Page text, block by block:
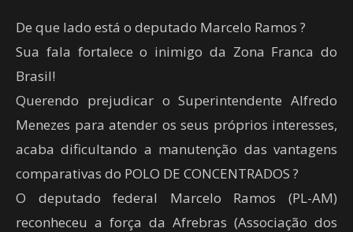
De que lado está o deputado Marcelo Ramos ?
Sua fala fortalece o inimigo da Zona Franca do
Brasil!
Querendo prejudicar o Superintendente Alfredo
Menezes para atender os seus próprios interesses,
acaba dificultando a manutenção das vantagens
comparativas do POLO DE CONCENTRADOS ?
O deputado federal Marcelo Ramos (PL-AM)
reconheceu a força da Afrebras (Associação dos